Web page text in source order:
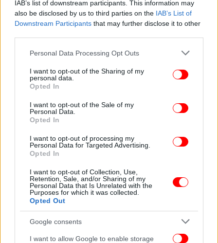
IAB’s list of downstream participants. This information may
also be disclosed by us to third parties on the IAB’s List of
Downstream Participants that may further disclose it to other
Please note that this website/app uses one or more Google
not limited to your visit or usage behaviour. You may click to
grant or deny consent to Google and its third-party tags to
use your data for below specified purposes in below Google
consent section.
Personal Data Processing Opt Outs
I want to opt-out of the Sharing of my
personal data.
Opted In
I want to opt-out of the Sale of my
Personal Data.
Opted In
I want to opt-out of processing my
Personal Data for Targeted Advertising.
Opted In
I want to opt-out of Collection, Use,
Retention, Sale, and/or Sharing of my
Personal Data that Is Unrelated with the
Purposes for which it was collected.
Opted Out
Google consents
I want to allow Google to enable storage
Τραμπ θα τηρήσει την υπόσχεσή του και θα
επιδιώξει μια ταχεία λήξη της σύγκρουσης, κάτι
που πιθανότατα θα ήταν προς όφελος της Ρωσίας.